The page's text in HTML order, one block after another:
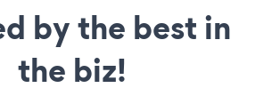
by the best in
the biz!